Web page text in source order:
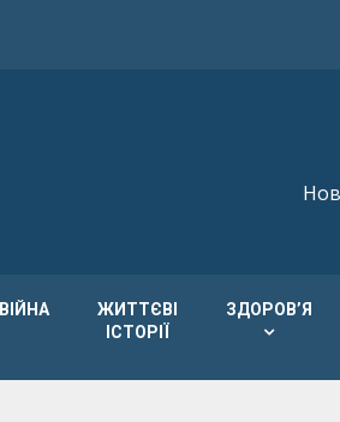
ВІЙНА
ЖИТТЄВІ
ІСТОРІЇ
ЗДОРОВ’Я